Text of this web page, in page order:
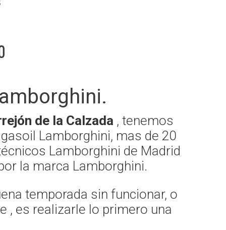
de la Calzada , tenemos
Lamborghini, mas de 20
Lamborghini de Madrid
la marca Lamborghini.
temporada sin funcionar, o
, es realizarle lo primero una